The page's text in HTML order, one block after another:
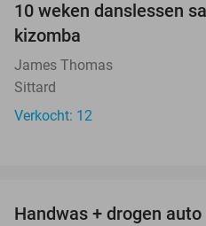
10 weken danslessen
kizomba
James Thomas
Sittard
Verkocht: 12
Handwas + drogen